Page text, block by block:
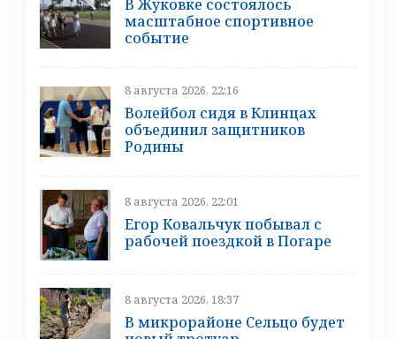
В Жуковке состоялось
масштабное спортивное
событие
8 августа 2026, 22:16
Волейбол сидя в Клинцах
объединил защитников
Родины
8 августа 2026, 22:01
Егор Ковальчук побывал с
рабочей поездкой в Погаре
8 августа 2026, 18:37
В микрорайоне Сельцо будет